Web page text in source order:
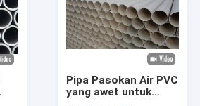
Pipa Pasokan Air PVC
yang awet untuk